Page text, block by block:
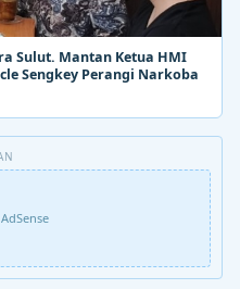
Sulut. Mantan Ketua HMI
Sengkey Perangi Narkoba